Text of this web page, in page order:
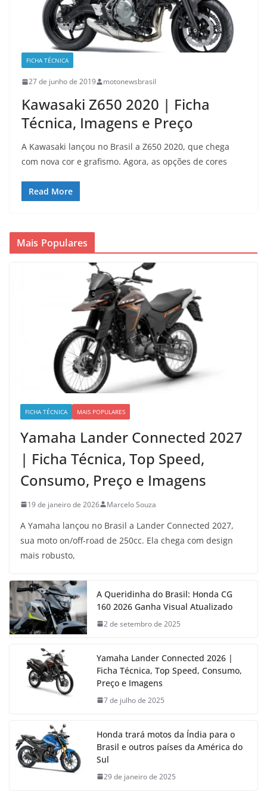
FICHA TÉCNICA
27 de junho de 2019 motonewsbrasil
Kawasaki Z650 2020 | Ficha
Técnica, Imagens e Preço
A Kawasaki lançou no Brasil a Z650 2020, que chega
com nova cor e grafismo. Agora, as opções de cores
Read More
Mais Populares
FICHA TÉCNICA MAIS POPULARES
Yamaha Lander Connected 2027
| Ficha Técnica, Top Speed,
Consumo, Preço e Imagens
19 de janeiro de 2026 Marcelo Souza
A Yamaha lançou no Brasil a Lander Connected 2027,
sua moto on/off-road de 250cc. Ela chega com design
mais robusto,
A Queridinha do Brasil: Honda CG
160 2026 Ganha Visual Atualizado
2 de setembro de 2025
Yamaha Lander Connected 2026 |
Ficha Técnica, Top Speed, Consumo,
Preço e Imagens
7 de julho de 2025
Honda trará motos da Índia para o
Brasil e outros países da América do
Sul
29 de janeiro de 2025